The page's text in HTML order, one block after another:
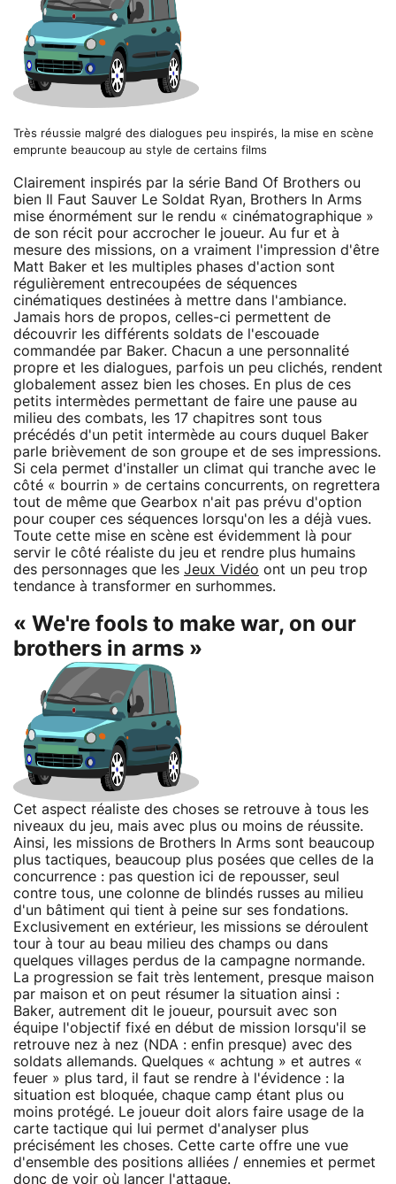
Très réussie malgré des dialogues peu inspirés, la mise en scène
emprunte beaucoup au style de certains films
Clairement inspirés par la série Band Of Brothers ou
bien Il Faut Sauver Le Soldat Ryan, Brothers In Arms
mise énormément sur le rendu « cinématographique »
de son récit pour accrocher le joueur. Au fur et à
mesure des missions, on a vraiment l'impression d'être
Matt Baker et les multiples phases d'action sont
régulièrement entrecoupées de séquences
cinématiques destinées à mettre dans l'ambiance.
Jamais hors de propos, celles-ci permettent de
découvrir les différents soldats de l'escouade
commandée par Baker. Chacun a une personnalité
propre et les dialogues, parfois un peu clichés, rendent
globalement assez bien les choses. En plus de ces
petits intermèdes permettant de faire une pause au
milieu des combats, les 17 chapitres sont tous
précédés d'un petit intermède au cours duquel Baker
parle brièvement de son groupe et de ses impressions.
Si cela permet d'installer un climat qui tranche avec le
côté « bourrin » de certains concurrents, on regrettera
tout de même que Gearbox n'ait pas prévu d'option
pour couper ces séquences lorsqu'on les a déjà vues.
Toute cette mise en scène est évidemment là pour
servir le côté réaliste du jeu et rendre plus humains
des personnages que les Jeux Vidéo ont un peu trop
tendance à transformer en surhommes.
« We're fools to make war, on our
brothers in arms »
Cet aspect réaliste des choses se retrouve à tous les
niveaux du jeu, mais avec plus ou moins de réussite.
Ainsi, les missions de Brothers In Arms sont beaucoup
plus tactiques, beaucoup plus posées que celles de la
concurrence : pas question ici de repousser, seul
contre tous, une colonne de blindés russes au milieu
d'un bâtiment qui tient à peine sur ses fondations.
Exclusivement en extérieur, les missions se déroulent
tour à tour au beau milieu des champs ou dans
quelques villages perdus de la campagne normande.
La progression se fait très lentement, presque maison
par maison et on peut résumer la situation ainsi :
Baker, autrement dit le joueur, poursuit avec son
équipe l'objectif fixé en début de mission lorsqu'il se
retrouve nez à nez (NDA : enfin presque) avec des
soldats allemands. Quelques « achtung » et autres «
feuer » plus tard, il faut se rendre à l'évidence : la
situation est bloquée, chaque camp étant plus ou
moins protégé. Le joueur doit alors faire usage de la
carte tactique qui lui permet d'analyser plus
précisément les choses. Cette carte offre une vue
d'ensemble des positions alliées / ennemies et permet
donc de voir où lancer l'attaque.